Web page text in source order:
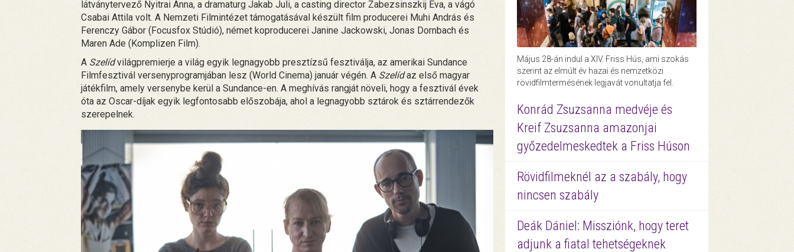
látványtervező Nyitrai Anna, a dramaturg Jakab Juli, a casting director Zabezsinszkij Éva, a vágó
Csabai Attila volt. A Nemzeti Filmintézet támogatásával készült film producerei Muhi András és
Ferenczy Gábor (Focusfox Stúdió), német koproducerei Janine Jackowski, Jonas Dornbach és
Maren Ade (Komplizen Film).
A Szelídvilágpremierje a világ egyik legnagyobb presztízsű fesztiválja, az amerikai Sundance
Filmfesztivál versenyprogramjában lesz (World Cinema) január végén. A Szelídaz első magyar
játékfilm, amely versenybe kerül a Sundance-en. A meghívás rangját növeli, hogy a fesztivál évek
óta az Oscar-díjak egyik legfontosabb előszobája, ahol a legnagyobb sztárok és sztárrendezők
szerepelnek.
Május 28-án indul a XIV. Friss Hús, ami szokás
szerint az elmúlt év hazai és nemzetközi
rövidfilmtermésének legjavát vonultatja fel.
Konrád Zsuzsanna medvéje és
Kreif Zsuzsanna amazonjai
győzedelmeskedtek a Friss Húson
Rövidfilmeknél az a szabály, hogy
nincsen szabály
Deák Dániel: Missziónk, hogy teret
adjunk a fiatal tehetségeknek